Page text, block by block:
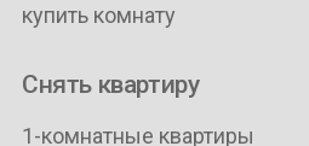
купить комнату
Снять квартиру
1-комнатные квартиры